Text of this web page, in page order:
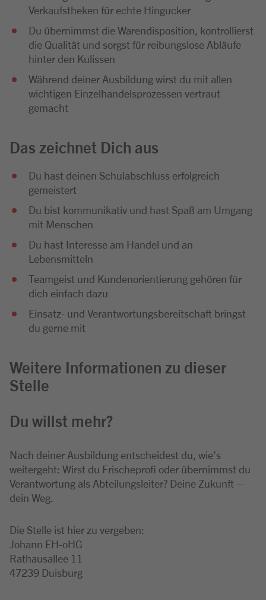
Verkaufstheken für echte Hingucker
Du übernimmst die Warendisposition, kontrollierst
die Qualität und sorgst für reibungslose Abläufe
hinter den Kulissen
Während deiner Ausbildung wirst du mit allen
wichtigen Einzelhandelsprozessen vertraut
gemacht
Das zeichnet Dich aus
Du hast deinen Schulabschluss erfolgreich
gemeistert
Du bist kommunikativ und hast Spaß am Umgang
mit Menschen
Du hast Interesse am Handel und an
Lebensmitteln
Teamgeist und Kundenorientierung gehören für
dich einfach dazu
Einsatz- und Verantwortungsbereitschaft bringst
du gerne mit
Weitere Informationen zu dieser
Stelle
Du willst mehr?
Nach deiner Ausbildung entscheidest du, wie’s
weitergeht: Wirst du Frischeprofi oder übernimmst du
Verantwortung als Abteilungsleiter? Deine Zukunft –
dein Weg.
Die Stelle ist hier zu vergeben:
Johann EH-oHG
Rathausallee 11
47239 Duisburg